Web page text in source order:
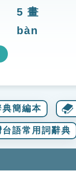
5 畫
bàn
簡編本
語常用詞辭典